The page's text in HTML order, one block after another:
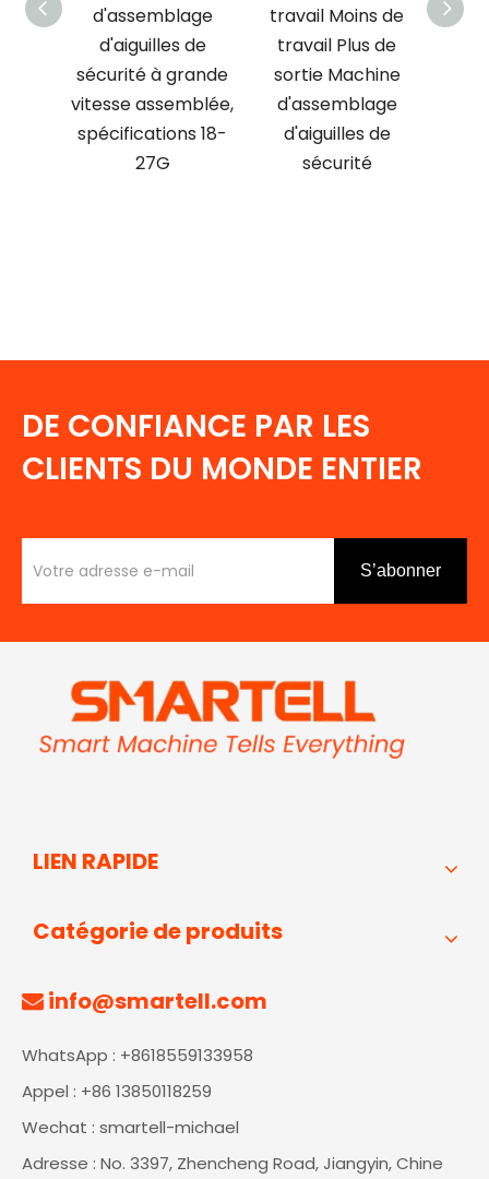
Lock
d'assemblage
d'aiguilles de
sécurité à grande
vitesse assemblée,
spécifications 18-
27G
travail Moins de
travail Plus de
sortie Machine
d'assemblage
d'aiguilles de
sécurité
DE CONFIANCE PAR LES
CLIENTS DU MONDE ENTIER
S’abonner
LIEN RAPIDE
Catégorie de produits
 info@smartell.com
WhatsApp : +8618559133958
Appel : +86 13850118259
Wechat : smartell-michael
Adresse : No. 3397, Zhencheng Road, Jiangyin, Chine